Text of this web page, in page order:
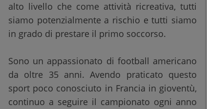
alto livello che come attività ricreativa, tutti
siamo potenzialmente a rischio e tutti siamo
in grado di prestare il primo soccorso.
Sono un appassionato di football americano
da oltre 35 anni. Avendo praticato questo
sport poco conosciuto in Francia in gioventù,
continuo a seguire il campionato ogni anno